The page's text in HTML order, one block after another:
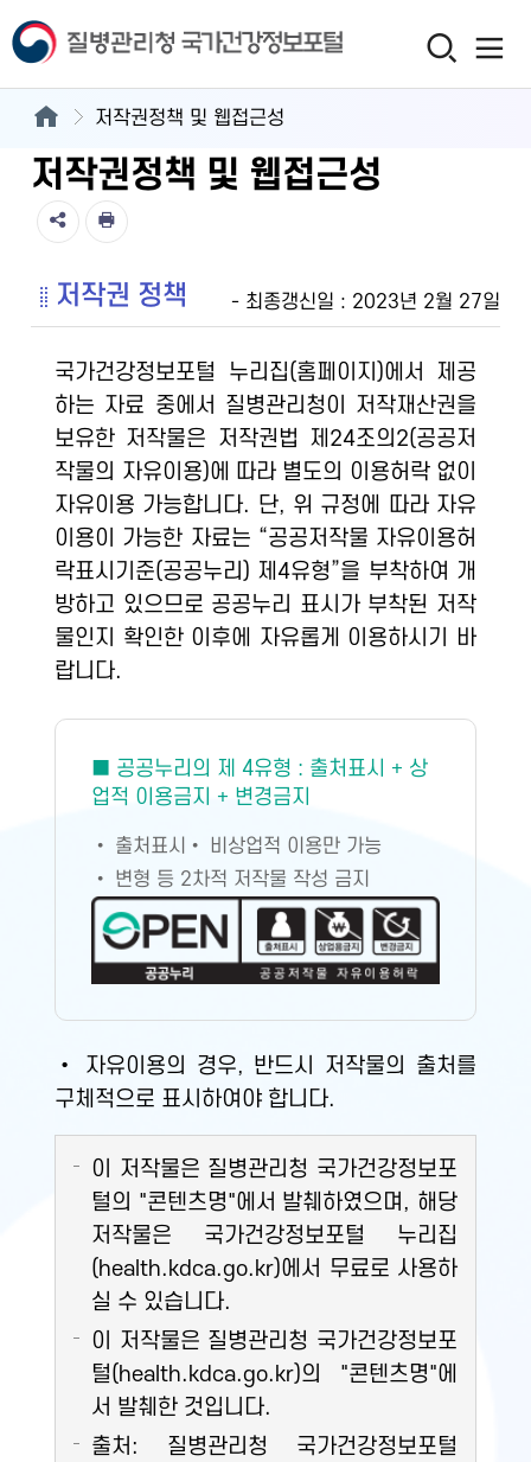
저작권정책 및 웹접근성
저작권정책 및 웹접근성
- 최종갱신일 : 2023년 2월 27일
저작권 정책
국가건강정보포털 누리집(홈페이지)에서 제공
하는 자료 중에서 질병관리청이 저작재산권을
보유한 저작물은 저작권법 제24조의2(공공저
작물의 자유이용)에 따라 별도의 이용허락 없이
자유이용 가능합니다. 단, 위 규정에 따라 자유
이용이 가능한 자료는 “공공저작물 자유이용허
락표시기준(공공누리) 제4유형”을 부착하여 개
방하고 있으므로 공공누리 표시가 부착된 저작
물인지 확인한 이후에 자유롭게 이용하시기 바
랍니다.
■ 공공누리의 제 4유형 : 출처표시 + 상
업적 이용금지 + 변경금지
• 출처표시 • 비상업적 이용만 가능
• 변형 등 2차적 저작물 작성 금지
• 자유이용의 경우, 반드시 저작물의 출처를
구체적으로 표시하여야 합니다.
이 저작물은 질병관리청 국가건강정보포
털의 "콘텐츠명"에서 발췌하였으며, 해당
저작물은 국가건강정보포털 누리집
(health.kdca.go.kr)에서 무료로 사용하
실 수 있습니다.
이 저작물은 질병관리청 국가건강정보포
털(health.kdca.go.kr)의 "콘텐츠명"에
서 발췌한 것입니다.
출처: 질병관리청 국가건강정보포털